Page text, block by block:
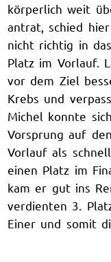
körperlich weit
antrat, schied
nicht richtig in
Platz im Vorlauf.
vor dem Ziel
Krebs und
Michel konnte
Vorsprung auf
Vorlauf als
einen Platz im
kam er gut ins
verdienten 3.
Einer und somit